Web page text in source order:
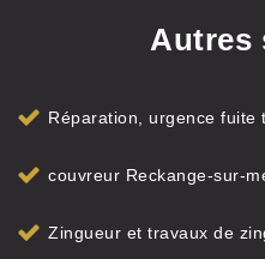
Autres
Réparation, urgence fuite
couvreur Reckange-sur-
Zingueur et travaux de